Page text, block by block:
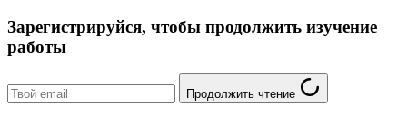
Зарегистрируйся, чтобы продолжить изучение
работы
Продолжить чтение